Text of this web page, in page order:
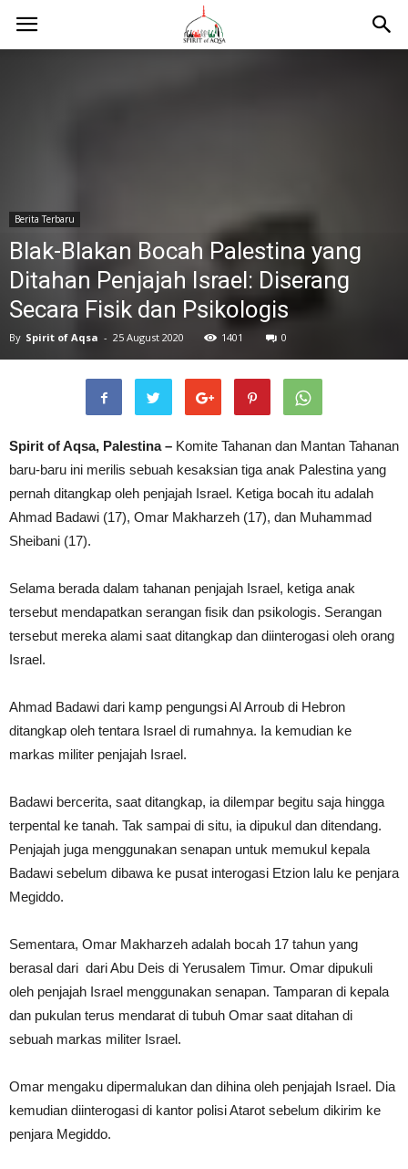
Berita Terbaru
Blak-Blakan Bocah Palestina yang
Ditahan Penjajah Israel: Diserang
Secara Fisik dan Psikologis
By Spirit of Aqsa - 25 August 2020 1401 0
Spirit of Aqsa, Palestina – Komite Tahanan dan Mantan Tahanan
baru-baru ini merilis sebuah kesaksian tiga anak Palestina yang
pernah ditangkap oleh penjajah Israel. Ketiga bocah itu adalah
Ahmad Badawi (17), Omar Makharzeh (17), dan Muhammad
Sheibani (17).
Selama berada dalam tahanan penjajah Israel, ketiga anak
tersebut mendapatkan serangan fisik dan psikologis. Serangan
tersebut mereka alami saat ditangkap dan diinterogasi oleh orang
Israel.
Ahmad Badawi dari kamp pengungsi Al Arroub di Hebron
ditangkap oleh tentara Israel di rumahnya. Ia kemudian ke
markas militer penjajah Israel.
Badawi bercerita, saat ditangkap, ia dilempar begitu saja hingga
terpental ke tanah. Tak sampai di situ, ia dipukul dan ditendang.
Penjajah juga menggunakan senapan untuk memukul kepala
Badawi sebelum dibawa ke pusat interogasi Etzion lalu ke penjara
Megiddo.
Sementara, Omar Makharzeh adalah bocah 17 tahun yang
berasal dari dari Abu Deis di Yerusalem Timur. Omar dipukuli
oleh penjajah Israel menggunakan senapan. Tamparan di kepala
dan pukulan terus mendarat di tubuh Omar saat ditahan di
sebuah markas militer Israel.
Omar mengaku dipermalukan dan dihina oleh penjajah Israel. Dia
kemudian diinterogasi di kantor polisi Atarot sebelum dikirim ke
penjara Megiddo.